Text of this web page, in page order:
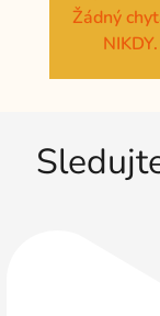
Žádný